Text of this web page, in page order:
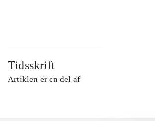
Tidsskrift
Artiklen er en del af